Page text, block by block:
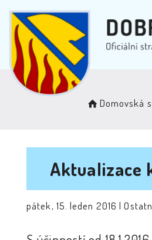
Domovská
Aktualizace
pátek, 15. leden 2016 |